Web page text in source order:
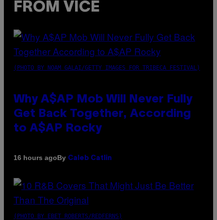
FROM VICE
(PHOTO BY NOAM GALAI/GETTY IMAGES FOR TRIBECA FESTIVAL)
Why A$AP Mob Will Never Fully
Get Back Together, According
to A$AP Rocky
16 hours agoBy Caleb Catlin
(PHOTO BY EBET ROBERTS/REDFERNS)